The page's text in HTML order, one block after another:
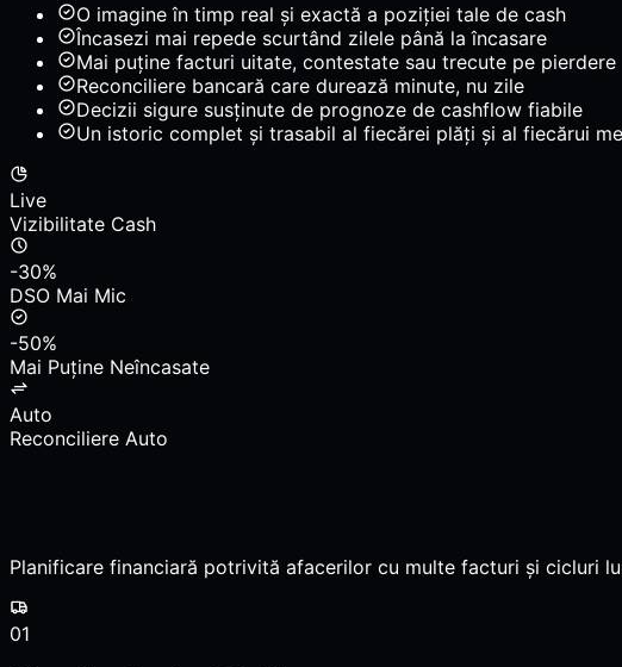
O imagine în timp real și exactă a poziției tale de cash
Încasezi mai repede scurtând zilele până la încasare
Mai puține facturi uitate, contestate sau trecute pe pierdere
Reconciliere bancară care durează minute, nu zile
Decizii sigure susținute de prognoze de cashflow fiabile
Un istoric complet și trasabil al fiecărei plăți și al fiecărui
Live
Vizibilitate Cash
-30%
DSO Mai Mic
-50%
Mai Puține Neîncasate
Auto
Reconciliere Auto
Planificare financiară potrivită afacerilor cu multe facturi și cicluri
01